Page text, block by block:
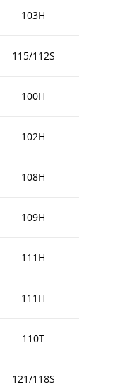
103H
115/112S
100H
102H
108H
109H
111H
111H
110T
121/118S